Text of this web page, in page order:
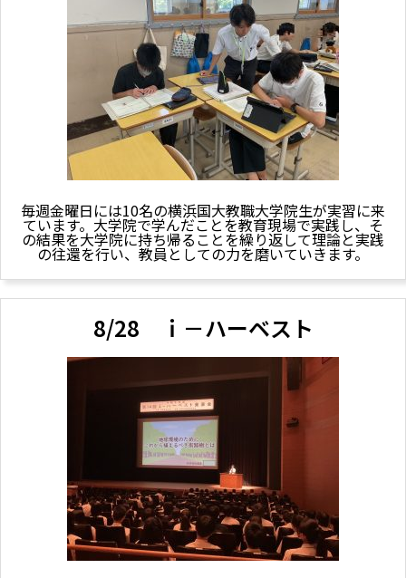
毎週金曜日には10名の横浜国大教職大学院生が実習に来
ています。大学院で学んだことを教育現場で実践し、そ
の結果を大学院に持ち帰ることを繰り返して理論と実践
の往還を行い、教員としての力を磨いていきます。
8/28 ｉ－ハーベスト